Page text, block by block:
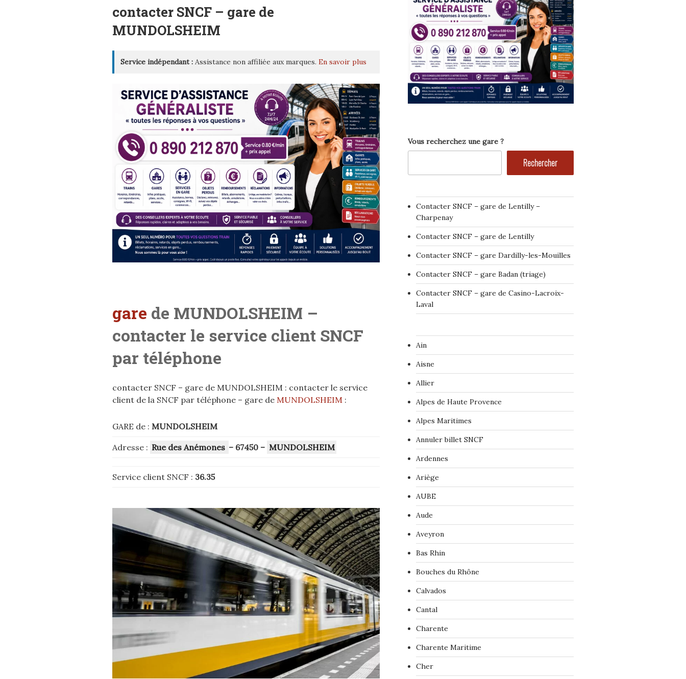
contacter SNCF – gare de
MUNDOLSHEIM
Service indépendant : Assistance non affiliée aux marques. En savoir plus
gare de MUNDOLSHEIM –
contacter le service client SNCF
par téléphone
contacter SNCF – gare de MUNDOLSHEIM : contacter le service
client de la SNCF par téléphone – gare de MUNDOLSHEIM :
GARE de : MUNDOLSHEIM
Adresse : Rue des Anémones – 67450 – MUNDOLSHEIM
Service client SNCF : 36.35
Vous recherchez une gare ?
Rechercher
Contacter SNCF – gare de Lentilly –
Charpenay
Contacter SNCF – gare de Lentilly
Contacter SNCF – gare Dardilly-les-Mouilles
Contacter SNCF – gare Badan (triage)
Contacter SNCF – gare de Casino-Lacroix-
Laval
Ain
Aisne
Allier
Alpes de Haute Provence
Alpes Maritimes
Annuler billet SNCF
Ardennes
Ariège
AUBE
Aude
Aveyron
Bas Rhin
Bouches du Rhône
Calvados
Cantal
Charente
Charente Maritime
Cher